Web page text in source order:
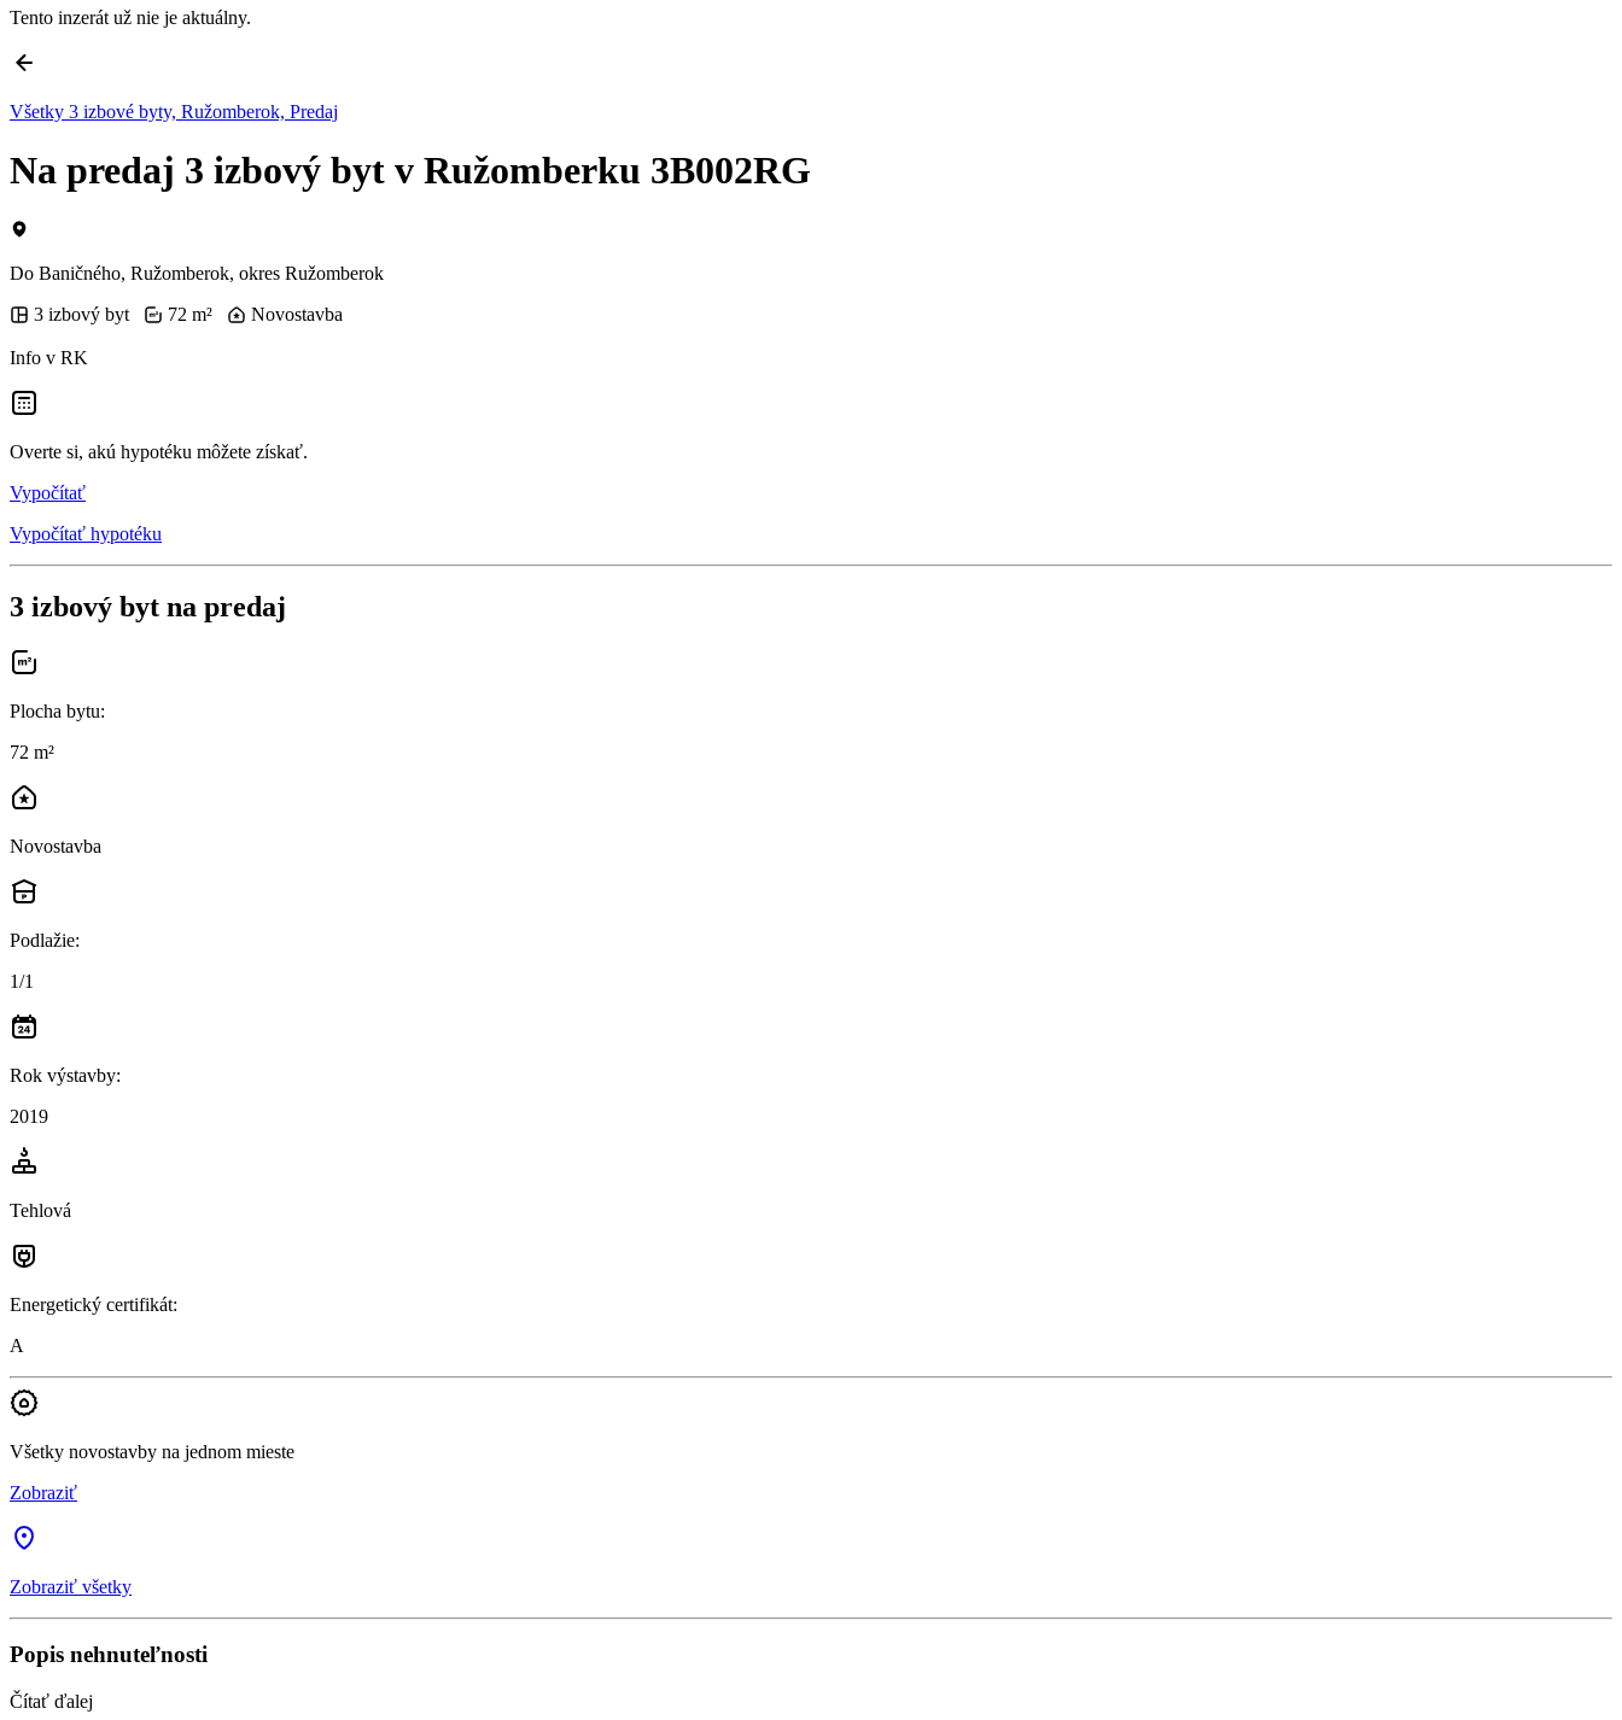
Tento inzerát už nie je aktuálny.
Všetky 3 izbové byty, Ružomberok, Predaj
Na predaj 3 izbový byt v Ružomberku 3B002RG
Do Baničného, Ružomberok, okres Ružomberok
3 izbový byt
72 m² Novostavba
Info v RK
Overte si, akú hypotéku môžete získať.
Vypočítať
Vypočítať hypotéku
3 izbový byt na predaj
Plocha bytu:
72 m²
Novostavba
Podlažie:
1/1
Rok výstavby:
2019
Tehlová
Energetický certifikát:
A
Všetky novostavby na jednom mieste
Zobraziť
Zobraziť všetky
Popis nehnuteľnosti
Čítať ďalej